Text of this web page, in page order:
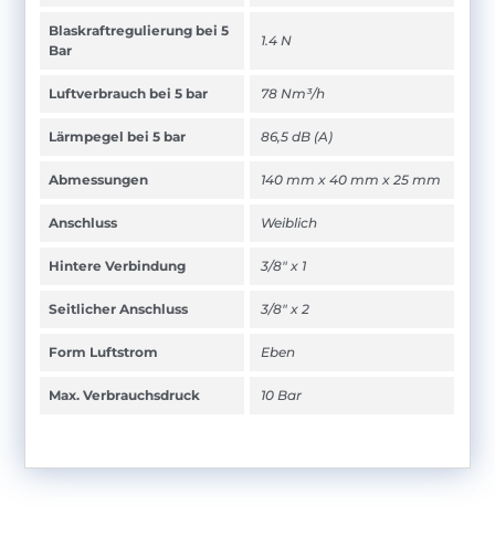
Blaskraftregulierung bei 5
Bar
1.4 N
Luftverbrauch bei 5 bar 78 Nm³/h
Lärmpegel bei 5 bar 86,5 dB (A)
Abmessungen 140 mm x 40 mm x 25 mm
Anschluss Weiblich
Hintere Verbindung 3/8" x 1
Seitlicher Anschluss 3/8" x 2
Form Luftstrom Eben
Max. Verbrauchsdruck 10 Bar